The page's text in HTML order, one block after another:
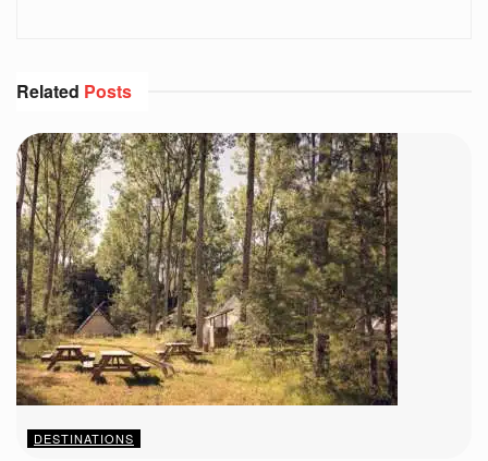
Related Posts
DESTINATIONS